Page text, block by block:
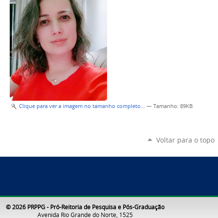
Clique para ver a imagem no tamanho completo… — Tamanho: 89KB
Voltar para o topo
© 2026 PRPPG - Pró-Reitoria de Pesquisa e Pós-Graduação
Avenida Rio Grande do Norte, 1525